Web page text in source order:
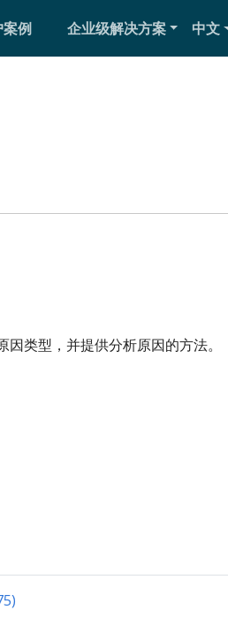
案例 企业级解决方案 中文
类型，并提供分析原因的方法。